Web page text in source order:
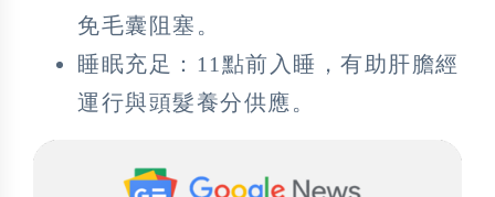
免毛囊阻塞。
睡眠充足：11點前入睡，有助肝膽經
運行與頭髮養分供應。